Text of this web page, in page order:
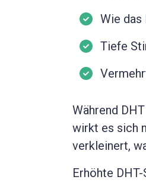
Wie
Tiefe
Während
wirkt es sich
verkleinert,
Erhöhte